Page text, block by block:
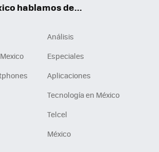
hablamos de...
Análisis
Especiales
Aplicaciones
Tecnología en México
Telcel
México